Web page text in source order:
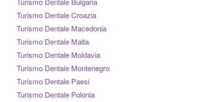
Turismo Dentale Croazia
Turismo Dentale Macedonia
Turismo Dentale Malta
Turismo Dentale Moldavia
Turismo Dentale Montenegro
Turismo Dentale Paesi
Turismo Dentale Polonia